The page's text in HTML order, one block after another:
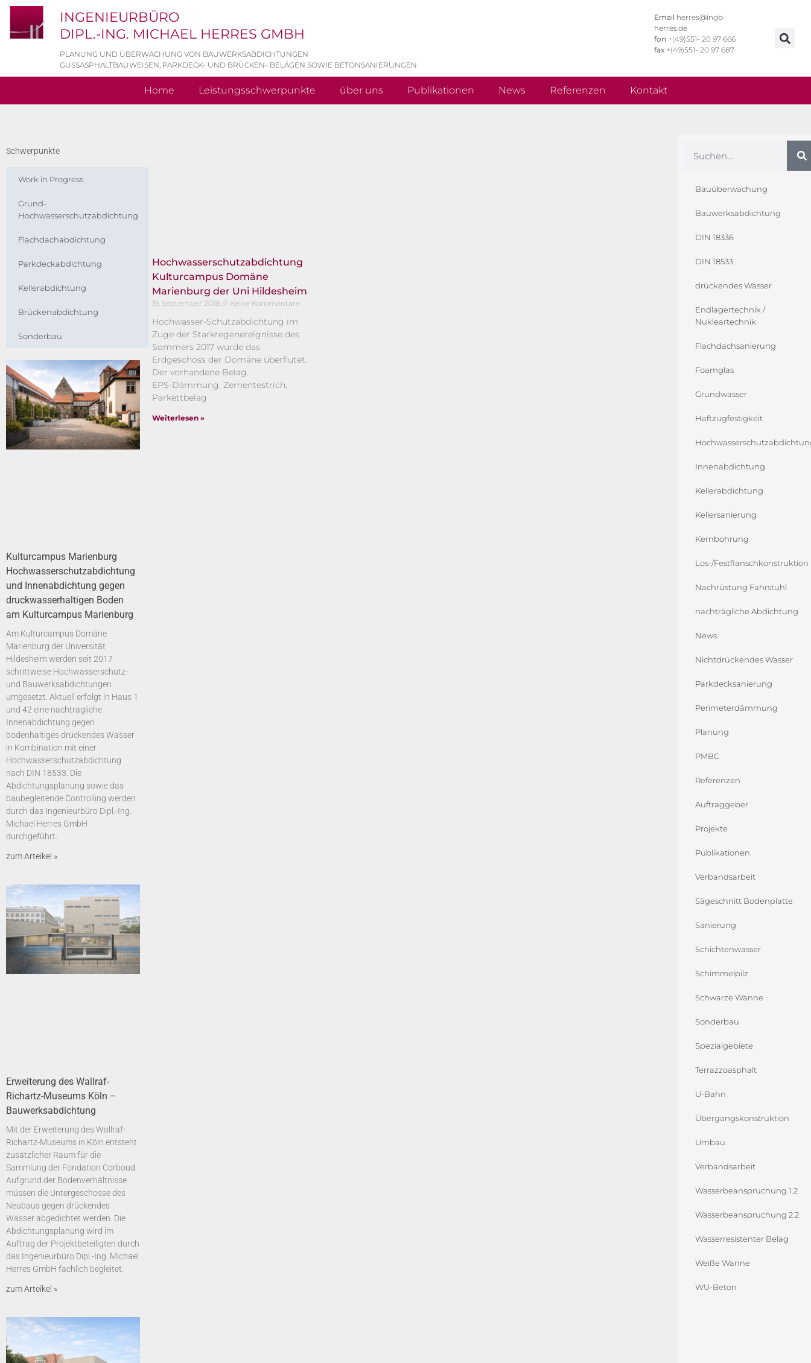
INGENIEURBÜRO
DIPL.-ING. MICHAEL HERRES GMBH
PLANUNG UND ÜBERWACHUNG VON BAUWERKSABDICHTUNGEN
GUSSASPHALTBAUWEISEN, PARKDECK- UND BRÜCKEN- BELÄGEN SOWIE BETONSANIERUNGEN
Email herres@ingb-
herres.de
fon +(49)551- 20 97 666
fax +(49)551- 20 97 687
Home Leistungsschwerpunkte über uns Publikationen News Referenzen Kontakt
Schwerpunkte
Work in Progress
Grund-
Hochwasserschutzabdichtung
Flachdachabdichtung
Parkdeckabdichtung
Kellerabdichtung
Brückenabdichtung
Sonderbau
Kulturcampus Marienburg
Hochwasserschutzabdichtung
und Innenabdichtung gegen
druckwasserhaltigen Boden
am Kulturcampus Marienburg
Am Kulturcampus Domäne
Marienburg der Universität
Hildesheim werden seit 2017
schrittweise Hochwasserschutz-
und Bauwerksabdichtungen
umgesetzt. Aktuell erfolgt in Haus 1
und 42 eine nachträgliche
Innenabdichtung gegen
bodenhaltiges drückendes Wasser
in Kombination mit einer
Hochwasserschutzabdichtung
nach DIN 18533. Die
Abdichtungsplanung sowie das
baubegleitende Controlling werden
durch das Ingenieurbüro Dipl.-Ing.
Michael Herres GmbH
durchgeführt.
zum Arteikel »
Erweiterung des Wallraf-
Richartz-Museums Köln –
Bauwerksabdichtung
Mit der Erweiterung des Wallraf-
Richartz-Museums in Köln entsteht
zusätzlicher Raum für die
Sammlung der Fondation Corboud.
Aufgrund der Bodenverhältnisse
müssen die Untergeschosse des
Neubaus gegen drückendes
Wasser abgedichtet werden. Die
Abdichtungsplanung wird im
Auftrag der Projektbeteiligten durch
das Ingenieurbüro Dipl.-Ing. Michael
Herres GmbH fachlich begleitet.
zum Arteikel »
Hochwasserschutzabdichtung
Kulturcampus Domäne
Marienburg der Uni Hildesheim
19. September 2018 Keine Kommentare
Hochwasser-Schutzabdichtung im
Zuge der Starkregenereignisse des
Sommers 2017 wurde das
Erdgeschoss der Domäne überflutet.
Der vorhandene Belag.
EPS-Dämmung, Zementestrich,
Parkettbelag
Weiterlesen »
Bauüberwachung
Bauwerksabdichtung
DIN 18336
DIN 18533
drückendes Wasser
Endlagertechnik /
Nukleartechnik
Flachdachsanierung
Foamglas
Grundwasser
Haftzugfestigkeit
Innenabdichtung
Kellerabdichtung
Kellersanierung
Kernbohrung
Los-/Festflanschkonstruktion
Nachrüstung Fahrstuhl
nachträgliche Abdichtung
News
Nichtdrückendes Wasser
Parkdecksanierung
Perimeterdämmung
Planung
PMBC
Referenzen
Auftraggeber
Projekte
Publikationen
Verbandsarbeit
Sägeschnitt Bodenplatte
Sanierung
Schichtenwasser
Schimmelpilz
Schwarze Wanne
Sonderbau
Spezialgebiete
Terrazzoasphalt
U-Bahn
Übergangskonstruktion
Umbau
Verbandsarbeit
Wasserbeanspruchung 1.2
Wasserbeanspruchung 2.2
Wasserresistenter Belag
Weiße Wanne
WU-Beton